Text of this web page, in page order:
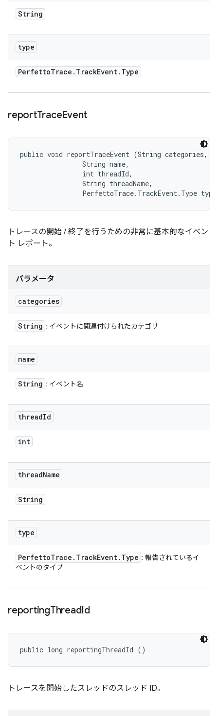
String
type
PerfettoTrace . TrackEvent. Type
reportTraceEvent
public void reportTraceEvent (String categories,
                String name,
                int threadId,
                String threadName,
PerfettoTrace.TrackEvent.Type
トレースの開始 / 終了を行うための非常に基本的なイベン
ト レポート。
パラメータ
categories
String : イベントに関連付けられたカテゴリ
name
String : イベント名
threadId
int
threadName
String
type
PerfettoTrace . TrackEvent. Type : 報告されているイ
ベントのタイプ
reportingThreadId
public long reportingThreadId ()
トレースを開始したスレッドのスレッド ID。